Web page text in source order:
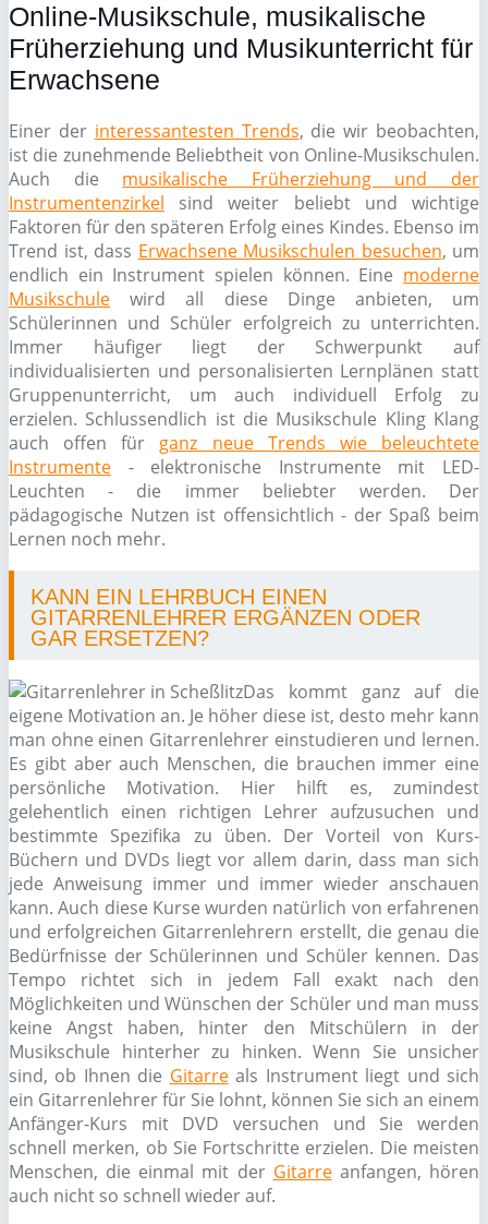
Online-Musikschule, musikalische
Früherziehung und Musikunterricht für
Erwachsene
Einer der interessantesten Trends, die wir beobachten,
ist die zunehmende Beliebtheit von Online-Musikschulen.
Auch die musikalische Früherziehung und der
Instrumentenzirkel sind weiter beliebt und wichtige
Faktoren für den späteren Erfolg eines Kindes. Ebenso im
Trend ist, dass Erwachsene Musikschulen besuchen, um
endlich ein Instrument spielen können. Eine moderne
Musikschule wird all diese Dinge anbieten, um
Schülerinnen und Schüler erfolgreich zu unterrichten.
Immer häufiger liegt der Schwerpunkt auf
individualisierten und personalisierten Lernplänen statt
Gruppenunterricht, um auch individuell Erfolg zu
erzielen. Schlussendlich ist die Musikschule Kling Klang
auch offen für ganz neue Trends wie beleuchtete
Instrumente - elektronische Instrumente mit LED-
Leuchten - die immer beliebter werden. Der
pädagogische Nutzen ist offensichtlich - der Spaß beim
Lernen noch mehr.
KANN EIN LEHRBUCH EINEN
GITARRENLEHRER ERGÄNZEN ODER
GAR ERSETZEN?
Das kommt ganz auf die
eigene Motivation an. Je höher diese ist, desto mehr kann
man ohne einen Gitarrenlehrer einstudieren und lernen.
Es gibt aber auch Menschen, die brauchen immer eine
persönliche Motivation. Hier hilft es, zumindest
gelehentlich einen richtigen Lehrer aufzusuchen und
bestimmte Spezifika zu üben. Der Vorteil von Kurs-
Büchern und DVDs liegt vor allem darin, dass man sich
jede Anweisung immer und immer wieder anschauen
kann. Auch diese Kurse wurden natürlich von erfahrenen
und erfolgreichen Gitarrenlehrern erstellt, die genau die
Bedürfnisse der Schülerinnen und Schüler kennen. Das
Tempo richtet sich in jedem Fall exakt nach den
Möglichkeiten und Wünschen der Schüler und man muss
keine Angst haben, hinter den Mitschülern in der
Musikschule hinterher zu hinken. Wenn Sie unsicher
sind, ob Ihnen die Gitarreals Instrument liegt und sich
ein Gitarrenlehrer für Sie lohnt, können Sie sich an einem
Anfänger-Kurs mit DVD versuchen und Sie werden
schnell merken, ob Sie Fortschritte erzielen. Die meisten
Menschen, die einmal mit der Gitarreanfangen, hören
auch nicht so schnell wieder auf.